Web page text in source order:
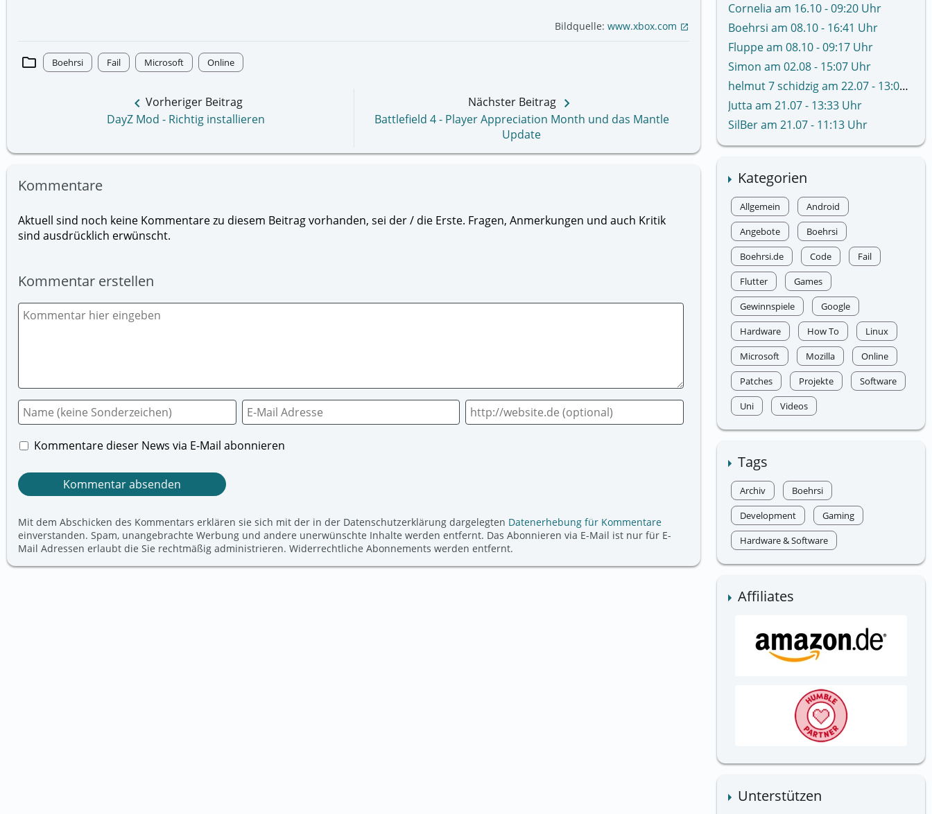
Cornelia am 16.10 - 09:20 Uhr
Boehrsi am 08.10 - 16:41 Uhr
Fluppe am 08.10 - 09:17 Uhr
Simon am 02.08 - 15:07 Uhr
helmut 7 schidzig am 22.07 - 13:02 Uhr
Jutta am 21.07 - 13:33 Uhr
SilBer am 21.07 - 11:13 Uhr
Kategorien
Allgemein
Android
Angebote
Boehrsi
Boehrsi.de
Code
Fail
Flutter
Games
Gewinnspiele
Google
Hardware
How To
Linux
Microsoft
Mozilla
Online
Patches
Projekte
Software
Uni
Videos
Tags
Archiv
Boehrsi
Development
Gaming
Hardware & Software
Affiliates
Unterstützen
Bildquelle: www.xbox.com open_in_new
folder Boehrsi Fail Microsoft Online
keyboard_arrow_left Vorheriger Beitrag
DayZ Mod - Richtig installieren
Nächster Beitrag keyboard_arrow_right
Battlefield 4 - Player Appreciation Month und das Mantle
Update
Kommentare
Aktuell sind noch keine Kommentare zu diesem Beitrag vorhanden, sei der / die Erste. Fragen, Anmerkungen und auch Kritik
sind ausdrücklich erwünscht.
Kommentar erstellen
Kommentare dieser News via E-Mail abonnieren
Mit dem Abschicken des Kommentars erklären sie sich mit der in der Datenschutzerklärung dargelegten Datenerhebung für Kommentare
einverstanden. Spam, unangebrachte Werbung und andere unerwünschte Inhalte werden entfernt. Das Abonnieren via E-Mail ist nur für E-
Mail Adressen erlaubt die Sie rechtmäßig administrieren. Widerrechtliche Abonnements werden entfernt.